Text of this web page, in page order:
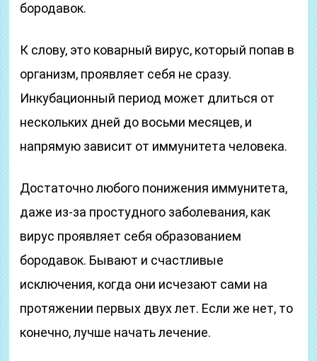
бородавок.
К слову, это коварный вирус, который попав в
организм, проявляет себя не сразу.
Инкубационный период может длиться от
нескольких дней до восьми месяцев, и
напрямую зависит от иммунитета человека.
Достаточно любого понижения иммунитета,
даже из-за простудного заболевания, как
вирус проявляет себя образованием
бородавок. Бывают и счастливые
исключения, когда они исчезают сами на
протяжении первых двух лет. Если же нет, то
конечно, лучше начать лечение.